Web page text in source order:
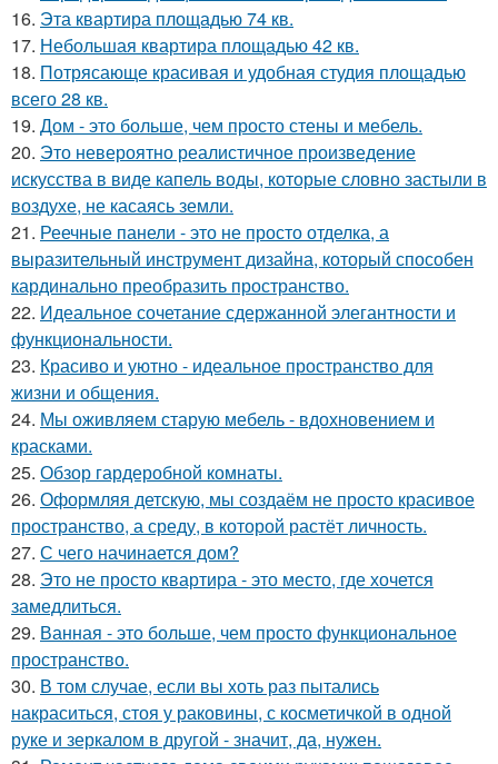
16. Эта квартира площадью 74 кв.
17. Небольшая квартира площадью 42 кв.
18. Потрясающе красивая и удобная студия площадью
всего 28 кв.
19. Дом - это больше, чем просто стены и мебель.
20. Это невероятно реалистичное произведение
искусства в виде капель воды, которые словно застыли в
воздухе, не касаясь земли.
21. Реечные панели - это не просто отделка, а
выразительный инструмент дизайна, который способен
кардинально преобразить пространство.
22. Идеальное сочетание сдержанной элегантности и
функциональности.
23. Красиво и уютно - идеальное пространство для
жизни и общения.
24. Мы оживляем старую мебель - вдохновением и
красками.
25. Обзор гардеробной комнаты.
26. Оформляя детскую, мы создаём не просто красивое
пространство, а среду, в которой растёт личность.
27. С чего начинается дом?
28. Это не просто квартира - это место, где хочется
замедлиться.
29. Ванная - это больше, чем просто функциональное
пространство.
30. В том случае, если вы хоть раз пытались
накраситься, стоя у раковины, с косметичкой в одной
руке и зеркалом в другой - значит, да, нужен.